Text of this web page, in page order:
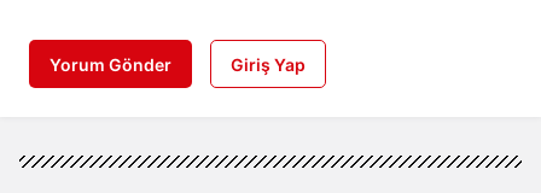
Yorum Gönder Giriş Yap